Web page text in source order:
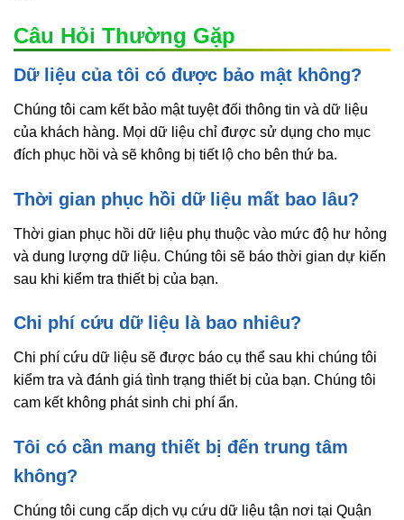
Câu Hỏi Thường Gặp
Dữ liệu của tôi có được bảo mật không?
Chúng tôi cam kết bảo mật tuyệt đối thông tin và dữ liệu
của khách hàng. Mọi dữ liệu chỉ được sử dụng cho mục
đích phục hồi và sẽ không bị tiết lộ cho bên thứ ba.
Thời gian phục hồi dữ liệu mất bao lâu?
Thời gian phục hồi dữ liệu phụ thuộc vào mức độ hư hỏng
và dung lượng dữ liệu. Chúng tôi sẽ báo thời gian dự kiến
sau khi kiểm tra thiết bị của bạn.
Chi phí cứu dữ liệu là bao nhiêu?
Chi phí cứu dữ liệu sẽ được báo cụ thể sau khi chúng tôi
kiểm tra và đánh giá tình trạng thiết bị của bạn. Chúng tôi
cam kết không phát sinh chi phí ẩn.
Tôi có cần mang thiết bị đến trung tâm
không?
Chúng tôi cung cấp dịch vụ cứu dữ liệu tận nơi tại Quận